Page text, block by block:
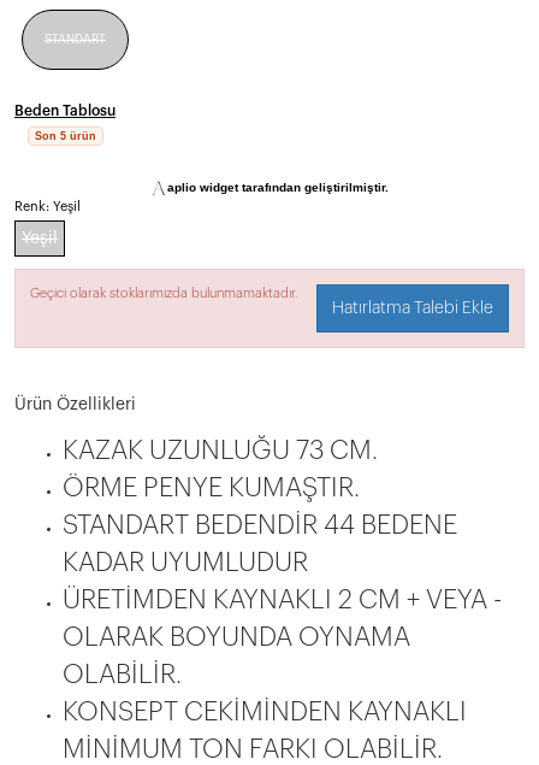
STANDART
Beden Tablosu
Son 5 ürün
aplio widget tarafından geliştirilmiştir.
Renk: Yeşil
Yeşil
Geçici olarak stoklarımızda bulunmamaktadır.
Hatırlatma Talebi Ekle
Ürün Özellikleri
KAZAK UZUNLUĞU 73 CM.
ÖRME PENYE KUMAŞTIR.
STANDART BEDENDİR 44 BEDENE
KADAR UYUMLUDUR
ÜRETİMDEN KAYNAKLI 2 CM + VEYA -
OLARAK BOYUNDA OYNAMA
OLABİLİR.
KONSEPT CEKİMİNDEN KAYNAKLI
MİNİMUM TON FARKI OLABİLİR.